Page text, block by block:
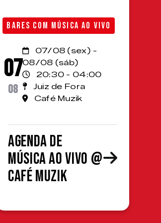
BARES COM MÚSICA AO VIVO
07
08
07/08 (sex) -
08/08 (sáb)
20:30 - 04:00
Juiz de Fora
Café Muzik
Agenda de
Música ao Vivo @
Café Muzik